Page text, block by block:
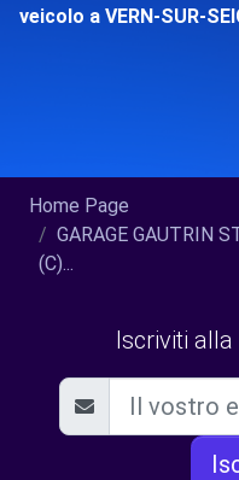
veicolo a VERN-SUR-
Home Page
GARAGE GAUTRIN
(C)...
Iscriviti